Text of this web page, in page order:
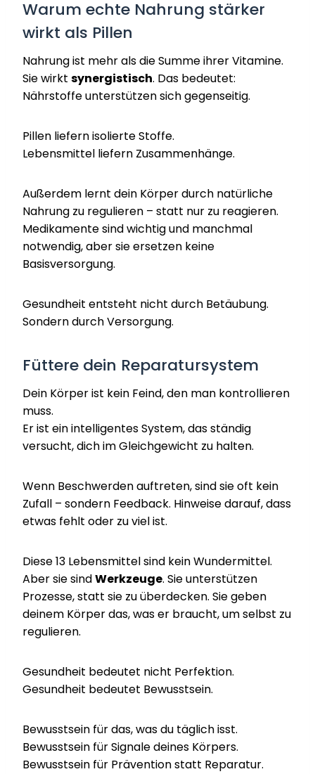
Warum echte Nahrung stärker
wirkt als Pillen
Nahrung ist mehr als die Summe ihrer Vitamine.
Sie wirkt synergistisch. Das bedeutet:
Nährstoffe unterstützen sich gegenseitig.
Pillen liefern isolierte Stoffe.
Lebensmittel liefern Zusammenhänge.
Außerdem lernt dein Körper durch natürliche
Nahrung zu regulieren – statt nur zu reagieren.
Medikamente sind wichtig und manchmal
notwendig, aber sie ersetzen keine
Basisversorgung.
Gesundheit entsteht nicht durch Betäubung.
Sondern durch Versorgung.
Füttere dein Reparatursystem
Dein Körper ist kein Feind, den man kontrollieren
muss.
Er ist ein intelligentes System, das ständig
versucht, dich im Gleichgewicht zu halten.
Wenn Beschwerden auftreten, sind sie oft kein
Zufall – sondern Feedback. Hinweise darauf, dass
etwas fehlt oder zu viel ist.
Diese 13 Lebensmittel sind kein Wundermittel.
Aber sie sindWerkzeuge. Sie unterstützen
Prozesse, statt sie zu überdecken. Sie geben
deinem Körper das, was er braucht, um selbst zu
regulieren.
Gesundheit bedeutet nicht Perfektion.
Gesundheit bedeutet Bewusstsein.
Bewusstsein für das, was du täglich isst.
Bewusstsein für Signale deines Körpers.
Bewusstsein für Prävention statt Reparatur.